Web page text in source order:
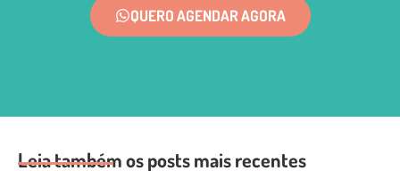
QUERO AGENDAR AGORA
Leia também os posts mais recentes